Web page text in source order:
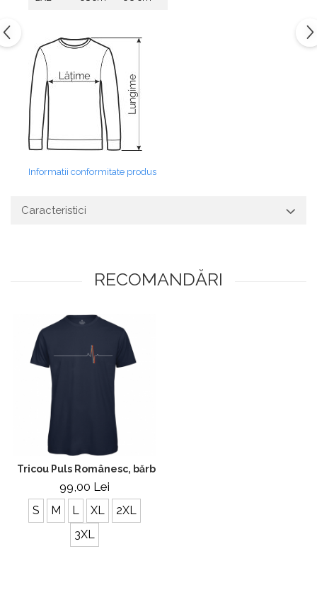
Informatii conformitate produs
Caracteristici
RECOMANDĂRI
Tricou Puls Românesc, bărbat, culoare bleumarin CRP53
99,00 Lei
S M L XL
2XL
3XL